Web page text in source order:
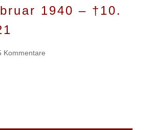
1940 – †10.
Kommentare